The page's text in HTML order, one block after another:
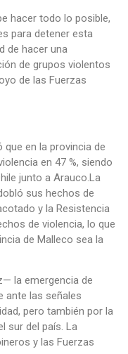
hacer todo lo posible,
para detener esta
de hacer una
de grupos violentos
de las Fuerzas
en la provincia de
en 47 %, siendo
junto a Arauco.La
sus hechos de
y la Resistencia
de violencia, lo que
de Malleco sea la
la emergencia de
ante las señales
pero también por la
sur del país. La
y las Fuerzas